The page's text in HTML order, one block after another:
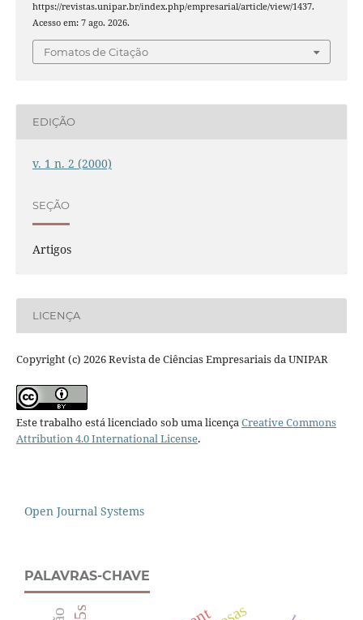
https://revistas.unipar.br/index.php/empresarial/article/view/1437.
Acesso em: 7 ago. 2026.
Fomatos de Citação
EDIÇÃO
v. 1 n. 2 (2000)
SEÇÃO
Artigos
LICENÇA
Copyright (c) 2026 Revista de Ciências Empresariais da UNIPAR
Este trabalho está licenciado sob uma licençaCreative Commons
Attribution 4.0 International License.
Open Journal Systems
PALAVRAS-CHAVE